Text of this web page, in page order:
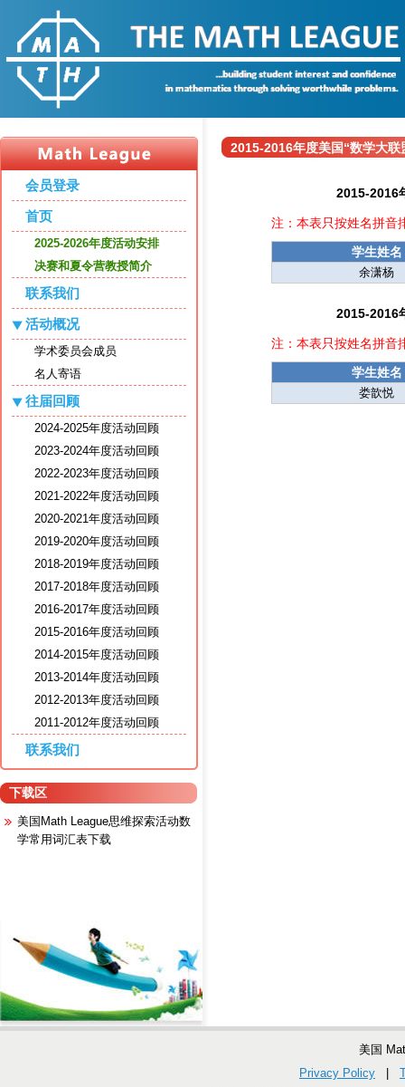
会员登录
首页
2025-2026年度活动安排
决赛和夏令营教授简介
联系我们
活动概况
学术委员会成员
名人寄语
往届回顾
2024-2025年度活动回顾
2023-2024年度活动回顾
2022-2023年度活动回顾
2021-2022年度活动回顾
2020-2021年度活动回顾
2019-2020年度活动回顾
2018-2019年度活动回顾
2017-2018年度活动回顾
2016-2017年度活动回顾
2015-2016年度活动回顾
2014-2015年度活动回顾
2013-2014年度活动回顾
2012-2013年度活动回顾
2011-2012年度活动回顾
联系我们
下载区
美国Math League思维探索活动数
学常用词汇表下载
2015-2016年度美国“数学大
2015-2016
注：本表只按姓名拼音
学生姓名
余潇杨
2015-2016
注：本表只按姓名拼音
学生姓名
娄歆悦
美国
Privacy Policy